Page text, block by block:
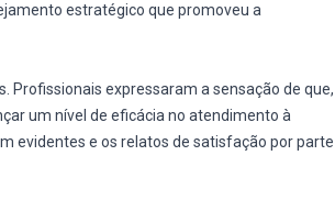
estratégico que promoveu a
Profissionais expressaram a sensação de que,
um nível de eficácia no atendimento à
evidentes e os relatos de satisfação por parte